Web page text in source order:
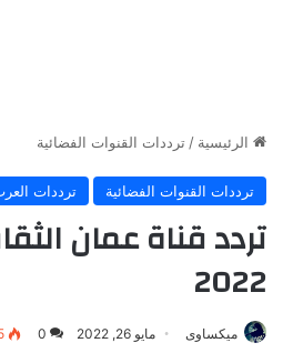
الرئيسية / ترددات القنوات الفضائية
ترددات القنوات الفضائية ترددات
تردد قناة عمان
2022
ميكساوى مايو 26, 2022 0